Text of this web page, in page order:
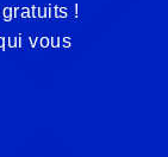
!
vous